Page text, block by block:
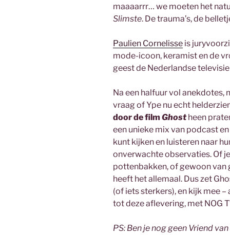
maaaarrr… we moeten het
Slimste. De trauma’s, de
Paulien Cornelisse is
mode-icoon, keramist en de
geest de Nederlandse
Na een halfuur vol
vraag of Ype nu echt
door de film Ghostheen
een unieke mix van podcast
kunt kijken en luisteren naar
onverwachte observaties. Of
pottenbakken, of gewoon van
heeft het allemaal. Dus zet
(of iets sterkers), en kijk mee
tot deze aflevering, met NOG
PS: Ben je nog geen Vriend